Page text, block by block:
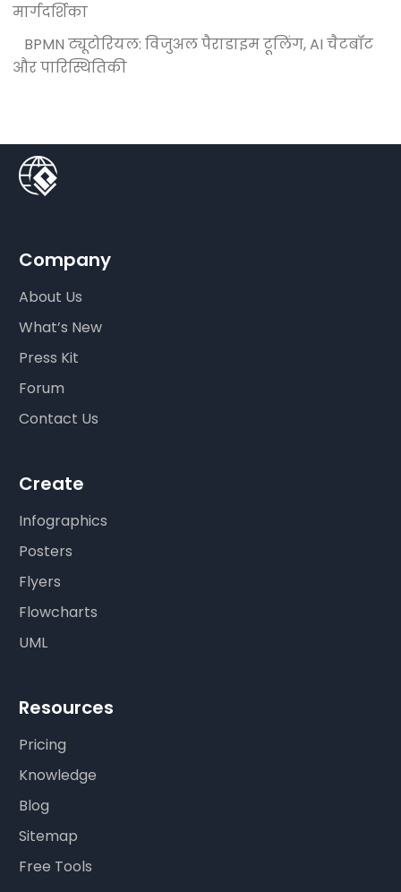
मार्गदर्शिका
BPMN ट्यूटोरियल: विजुअल पैराडाइम टूलिंग, AI चैटबॉट
और पारिस्थितिकी
Company
About Us
What’s New
Press Kit
Forum
Contact Us
Create
Infographics
Posters
Flyers
Flowcharts
UML
Resources
Pricing
Knowledge
Blog
Sitemap
Free Tools